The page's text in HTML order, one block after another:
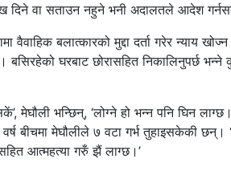
दिने वा सताउन नहुने भनी अदालतले आदेश
वैवाहिक बलात्कारको मुद्दा दर्ता गरेर
बसिरहेको घरबाट छोरासहित निकालिनुपर्छ
मेघौली भन्छिन्, ‘लोग्ने हो भन्न पनि घिन
बीचमा मेघौलीले ७ वटा गर्भ तुहाइसकेकी छन्।
आत्महत्या गरुँ झैं लाग्छ।’